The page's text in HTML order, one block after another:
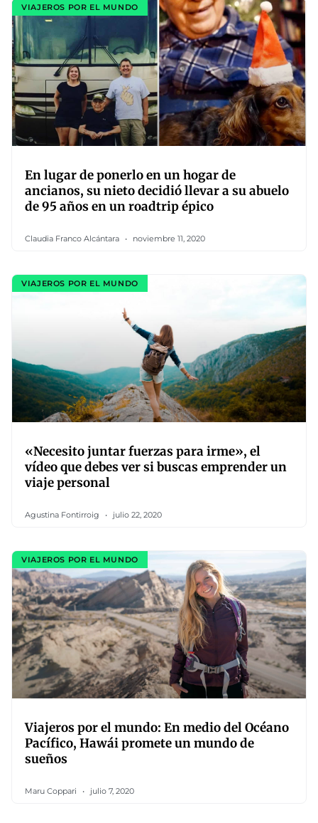
VIAJEROS POR EL MUNDO
En lugar de ponerlo en un hogar de
ancianos, su nieto decidió llevar a su abuelo
de 95 años en un roadtrip épico
Claudia Franco Alcántara noviembre 11, 2020
VIAJEROS POR EL MUNDO
«Necesito juntar fuerzas para irme», el
vídeo que debes ver si buscas emprender un
viaje personal
Agustina Fontirroig julio 22, 2020
VIAJEROS POR EL MUNDO
Viajeros por el mundo: En medio del Océano
Pacífico, Hawái promete un mundo de
sueños
Maru Coppari julio 7, 2020